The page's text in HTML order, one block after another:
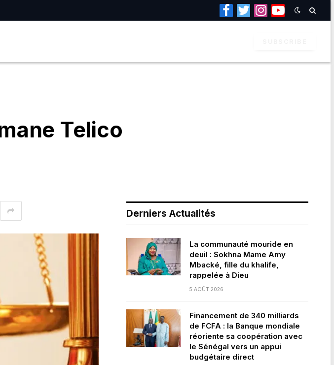
Facebook
TwitterInstagramYouTube
Telico
Derniers Actualités
La communauté mouride en
deuil : Sokhna Mame Amy
Mbacké, fille du khalife,
rappelée à Dieu
5 AOÛT 2026
Financement de 340 milliards
de FCFA : la Banque mondiale
réoriente sa coopération avec
le Sénégal vers un appui
budgétaire direct